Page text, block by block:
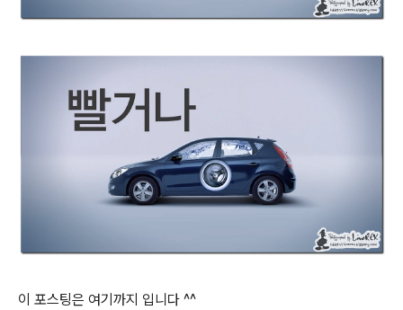
이 포스팅은 여기까지 입니다 ^^